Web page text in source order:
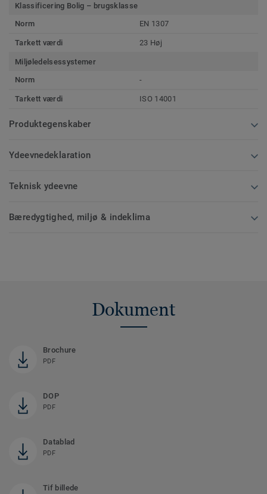
Klassificering Bolig – brugsklasse
Norm
EN 1307
Tarkett værdi 23 Høj
Miljøledelsessystemer
Norm
-
Tarkett værdi ISO 14001
Produktegenskaber
Ydeevnedeklaration
Teknisk ydeevne
Bæredygtighed, miljø & indeklima
Dokument
Brochure
PDF
DOP
PDF
Datablad
PDF
Tif billede